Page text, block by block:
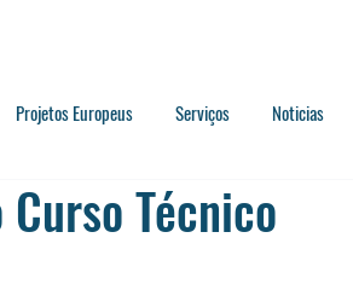
Projetos Europeus Serviços Noticias
Técnico